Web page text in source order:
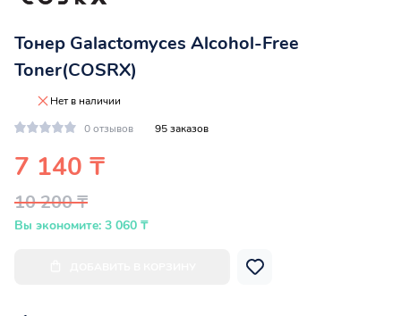
Тонер Galactomyces Alcohol-Free
Toner(COSRX)
Нет в наличии
0 отзывов
95 заказов
7 140 ₸
10 200 ₸
Вы экономите: 3 060 ₸